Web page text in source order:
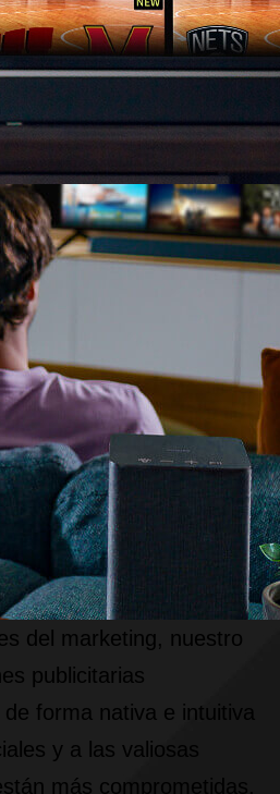
del marketing, nuestro
publicitarias
forma nativa e intuitiva
y a las valiosas
más comprometidas,